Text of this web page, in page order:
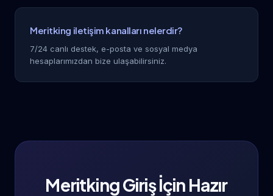
Meritking iletişim kanalları nelerdir?
7/24 canlı destek, e-posta ve sosyal medya
hesaplarımızdan bize ulaşabilirsiniz.
Meritking Giriş İçin Hazır